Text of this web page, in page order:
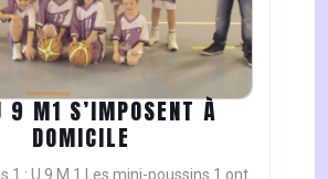
9 M1 S’IMPOSENT À
DOMICILE
U
1 : U 9 M 1 Les mini-poussins 1 ont